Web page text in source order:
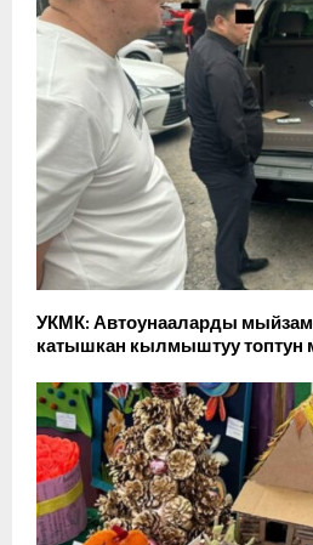
УКМК: Автоунааларды
катышкан кылмыштуу топтун